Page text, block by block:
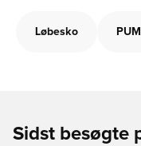
Løbesko
Sidst besøgte